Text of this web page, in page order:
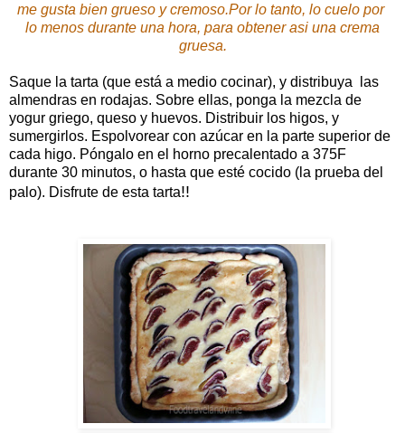
me gusta bien grueso y cremoso.Por lo tanto, lo cuelo por
lo menos durante una hora, para obtener asi una crema
gruesa.
Saque la tarta (que está a medio cocinar), y distribuya las
almendras en rodajas. Sobre ellas, ponga la mezcla de
yogur griego, queso y huevos. Distribuir los higos, y
sumergirlos. Espolvorear con azúcar en la parte superior de
cada higo. Póngalo en el horno precalentado a 375F
durante 30 minutos, o hasta que esté cocido (la prueba del
palo). Disfrute de esta tarta!!